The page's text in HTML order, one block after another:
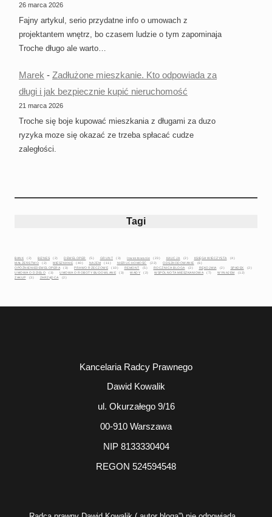
26 marca 2026
Fajny artykul, serio przydatne info o umowach z
projektantem wnętrz, bo czasem ludzie o tym zapominaja
Troche długo ale warto…
Marek -Zadłużone mieszkanie. Kto odpowiada za
długi i jak bezpiecznie kupić nieruchomość
21 marca 2026
Troche się boje kupować mieszkania z długami za duzo
ryzyka moze się okazać ze trzeba spłacać cudze
zaległości.
Tagi
BANK (2) BIZNES (2) DEWELOPER (5) GRUNT (3) Inwestowanie (23) KAUCJA (2) KSIĘGA WIECZYSTA
(4)
MAŁŻEŃSTWO
(2) MIESZKANIE (40) NAJEM (11) NIERUCHOMOŚĆ (22) ODSZKODOWANIE
(6)
OPÓŹNIENIEDEWELOPERA
(3) PRAWO RZECZOWE (10) REMONT (5) ROCZNICA BLOGA (2) RĘKOJMIA (2) SPADEK
(2)
UMOWA O DZIEŁO
(3) UMOWA O ROBOTY BUDOWLANE (3) WADY (2) WSPÓLNOTA MIESZKANIOWA (7) WYNAJEM
(12)
ZAKUP
(3) ZARZĄDCA (2)
Kancelaria Radcy Prawnego
Dawid Kowalik
ul. Okurzałego 9/16
00-910 Warszawa
NIP 8133330404
REGON 524594548